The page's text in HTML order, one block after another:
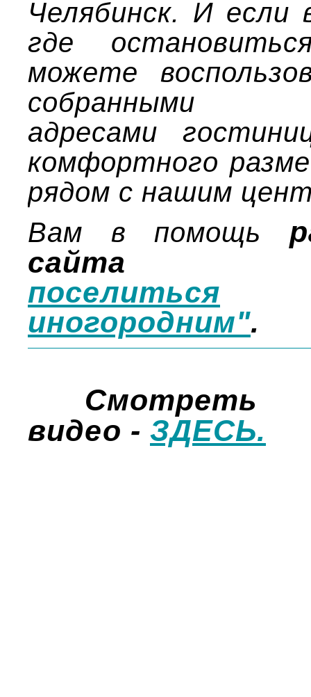
Челябинск. И если
где
можете
собранными
адресами
комфортного
рядом с нашим
Вам в помощь
сайта
поселиться
иногородним".
Смотреть
видео - ЗДЕСЬ.